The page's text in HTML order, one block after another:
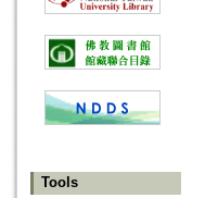
Tools